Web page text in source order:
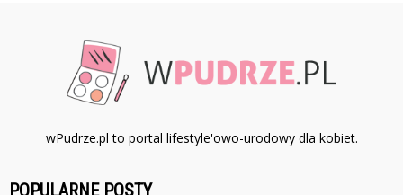
wPudrze.pl to portal lifestyle'owo-urodowy dla kobiet.
POPULARNE POSTY